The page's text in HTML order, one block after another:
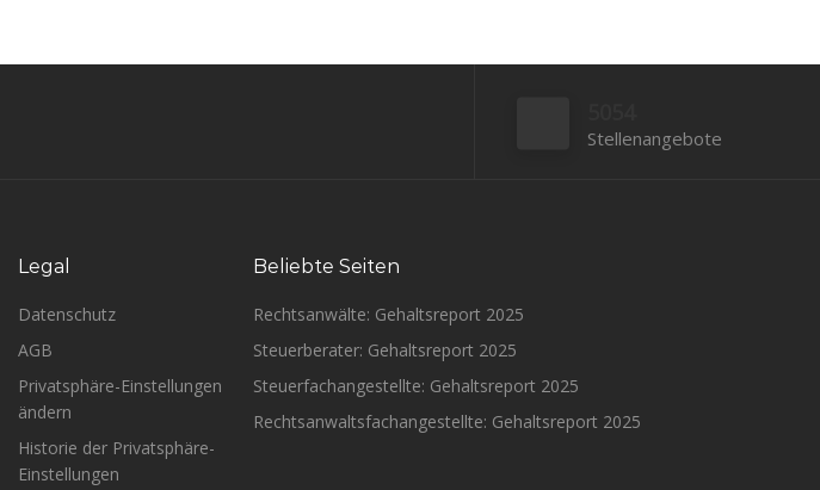
Stellenangebote
Legal
Datenschutz
AGB
Privatsphäre-Einstellungen
ändern
Historie der Privatsphäre-
Einstellungen
Beliebte Seiten
Rechtsanwälte: Gehaltsreport 2025
Steuerberater: Gehaltsreport 2025
Steuerfachangestellte: Gehaltsreport 2025
Rechtsanwaltsfachangestellte: Gehaltsreport 2025